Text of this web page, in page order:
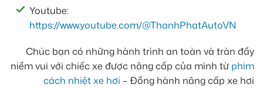
Youtube:
https://www.youtube.com/@ThanhPhatAutoVN
Chúc bạn có những hành trình an toàn và tràn đầy
niềm vui với chiếc xe được nâng cấp của mình từ phim
cách nhiệt xe hơi – Đồng hành nâng cấp xe hơi